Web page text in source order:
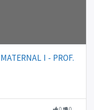
I - PROF.